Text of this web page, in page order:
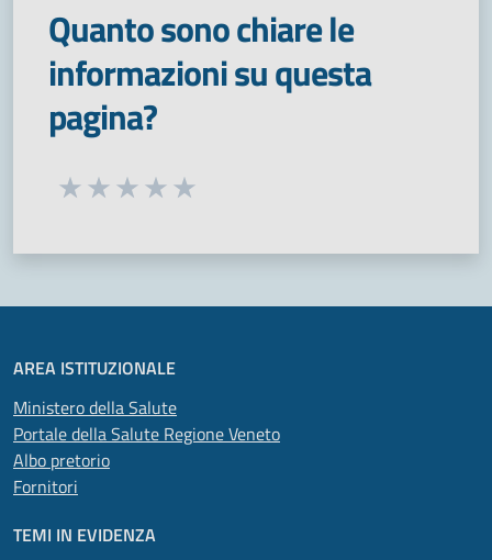
Quanto sono chiare le
informazioni su questa
pagina?
Seleziona una valutazione da 1 a 5 stelle
AREA ISTITUZIONALE
Ministero della Salute
Portale della Salute Regione Veneto
Albo pretorio
Fornitori
TEMI IN EVIDENZA